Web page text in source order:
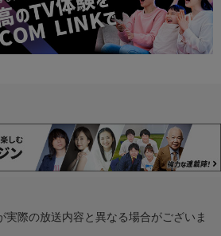
実際の放送内容と異なる場合がございま